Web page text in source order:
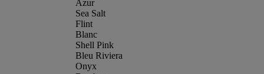
Azur
Sea Salt
Flint
Blanc
Shell Pink
Bleu Riviera
Onyx